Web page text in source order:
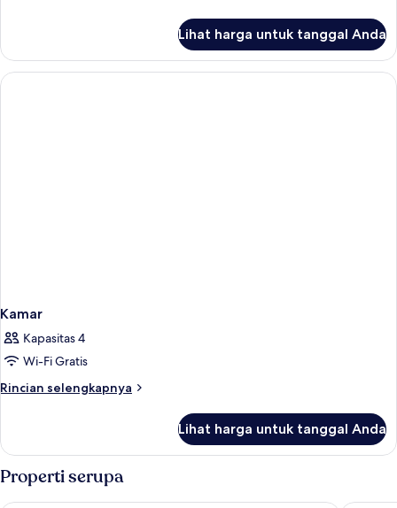
standard
room
Lihat harga untuk tanggal Anda
Kamar
Kapasitas 4
Wi-Fi Gratis
Rincian selengkapnya
Rincian
Kamar
Lihat harga untuk tanggal Anda
Properti serupa